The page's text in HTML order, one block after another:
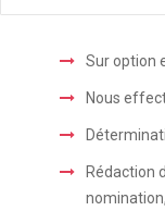
Sur option
Nous
Rédaction